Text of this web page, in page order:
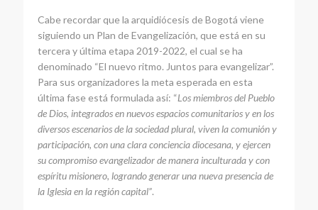
Cabe recordar que la arquidiócesis de Bogotá viene
siguiendo un Plan de Evangelización, que está en su
tercera y última etapa 2019-2022, el cual se ha
denominado “El nuevo ritmo. Juntos para evangelizar”.
Para sus organizadores la meta esperada en esta
última fase está formulada así: “Los miembros del Pueblo
de Dios, integrados en nuevos espacios comunitarios y en los
diversos escenarios de la sociedad plural, viven la comunión y
participación, con una clara conciencia diocesana, y ejercen
su compromiso evangelizador de manera inculturada y con
espíritu misionero, logrando generar una nueva presencia de
la Iglesia en la región capital”.